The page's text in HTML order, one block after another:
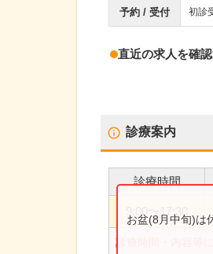
予約 / 受付 初診
直近の求人を確
診療案内
診療時間
9:00 17:30
診療時間・内容等
お盆(8月中旬)は